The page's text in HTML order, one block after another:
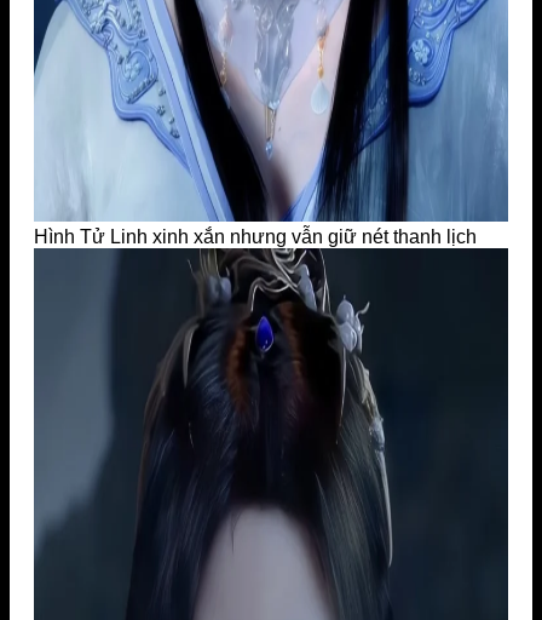
Hình Tử Linh xinh xắn nhưng vẫn giữ nét thanh lịch